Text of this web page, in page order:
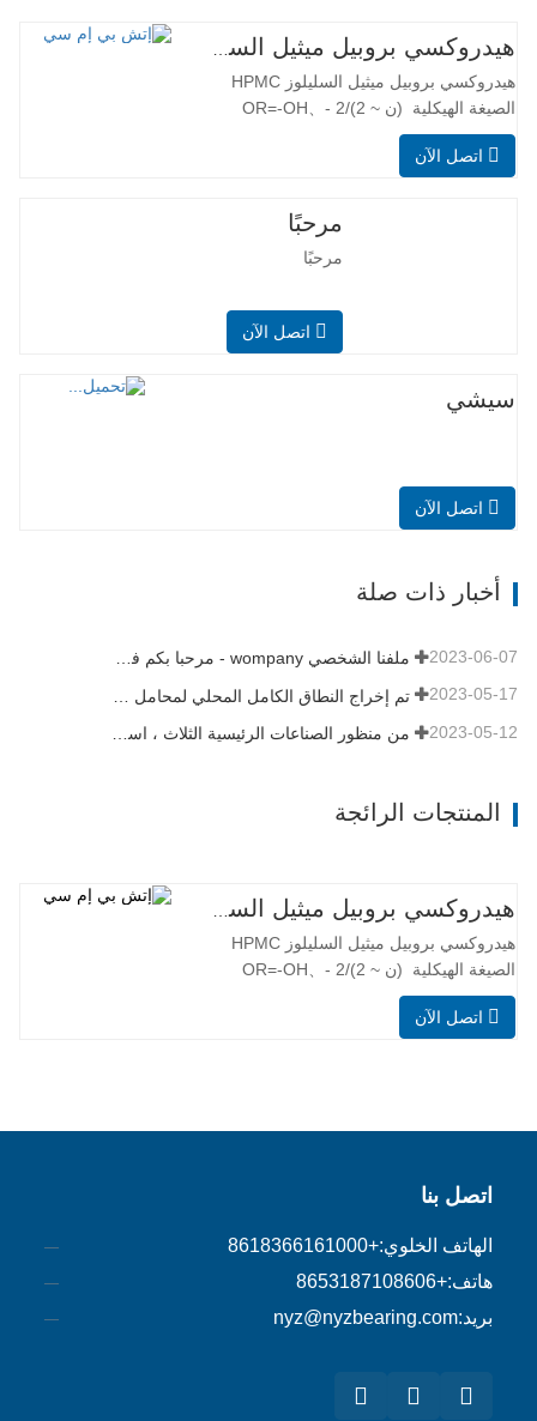
هيدروكسي بروبيل ميثيل السليلوز HPMC
الصيغة الهيكلية (ن ~ 2)/2 OR=-OH、-
هو إيثر مختلط السليلوز غير الأيوني مصنوع
من القطن والخشب من خلال القلوية وأكسيد
البروبيلين وإثر كلوريد الميثيل. يحتوي…
اتصل الآن
مرحبًا
مرحبًا
اتصل الآن
سيشي
اتصل الآن
أخبار ذات صلة
ملفنا الشخصي wompany - مرحبا بكم في تاريخنا 2023-06-07
2023-05-17
2023-05-12
المنتجات الرائجة
هيدروكسي بروبيل ميثيل السليلوز HPMC
الصيغة الهيكلية (ن ~ 2)/2 OR=-OH、-
البروبيلين وإثر كلوريد الميثيل. يحتوي
اتصل الآن
اتصل بنا
الهاتف الخلوي:+8618366161000
هاتف:+8653187108606
بريد:nyz@nyzbearing.com